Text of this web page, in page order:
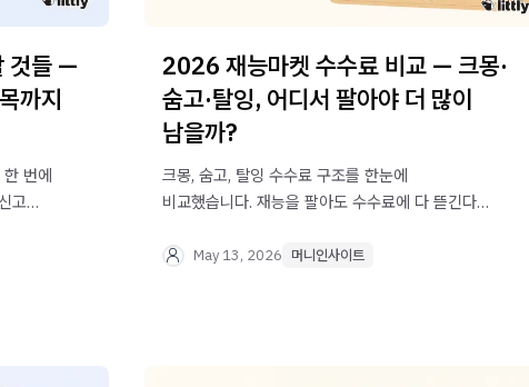
것들 —
까지
번에
고
2026 재능마켓 수수료 비교 — 크몽·
숨고·탈잉, 어디서 팔아야 더 많이
남을까?
크몽, 숨고, 탈잉 수수료 구조를 한눈에
비교했습니다. 재능을 팔아도 수수료에 다 뜯긴다면?
판매 방법을 알려드려요.
May 13, 2026 머니인사이트